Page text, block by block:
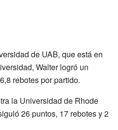
de UAB, que está en
Walter logró un
rebotes por partido.
la Universidad de Rhode
26 puntos, 17 rebotes y 2